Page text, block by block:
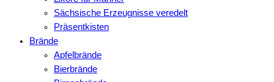
Sächsische Erzeugnisse veredelt
Präsentkisten
Brände
Apfelbrände
Bierbrände